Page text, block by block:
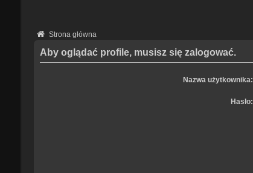
Strona główna
Aby oglądać profile, musisz się zalogować.
Nazwa użytkownika:
Hasło: